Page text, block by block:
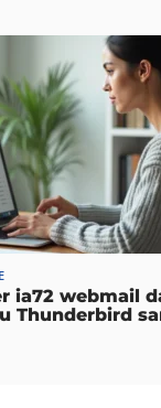
ia72 webmail
Thunderbird